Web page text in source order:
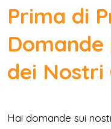
Prima di
dei Nostri
Hai domande sui